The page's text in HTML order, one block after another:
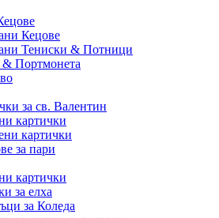
Кецове
Тениски & Потници
Портмонета
за св. Валентин
картички
картички
за пари
картички
за елха
за Коледа